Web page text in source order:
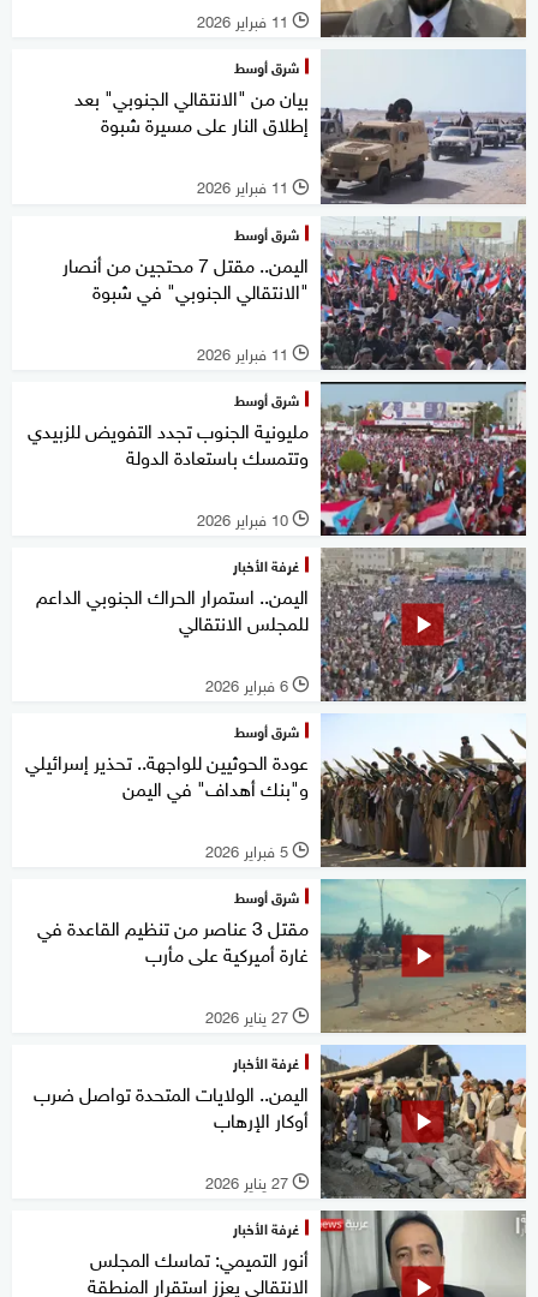
l 11 فبراير 2026
شرق أوسط
بيان من "الانتقالي الجنوبي" بعد
إطلاق النار على مسيرة شبوة
l 11 فبراير 2026
شرق أوسط
اليمن.. مقتل 7 محتجين من أنصار
"الانتقالي الجنوبي" في شبوة
l 11 فبراير 2026
شرق أوسط
مليونية الجنوب تجدد التفويض للزبيدي
وتتمسك باستعادة الدولة
l 10 فبراير 2026
غرفة الأخبار
اليمن.. استمرار الحراك الجنوبي الداعم
للمجلس الانتقالي
l 6 فبراير 2026
شرق أوسط
عودة الحوثيين للواجهة.. تحذير إسرائيلي
و"بنك أهداف" في اليمن
l 5 فبراير 2026
شرق أوسط
مقتل 3 عناصر من تنظيم القاعدة في
غارة أميركية على مأرب
l 27 يناير 2026
غرفة الأخبار
اليمن.. الولايات المتحدة تواصل ضرب
أوكار الإرهاب
l 27 يناير 2026
غرفة الأخبار
أنور التميمي: تماسك المجلس
الانتقالي يعزز استقرار المنطقة